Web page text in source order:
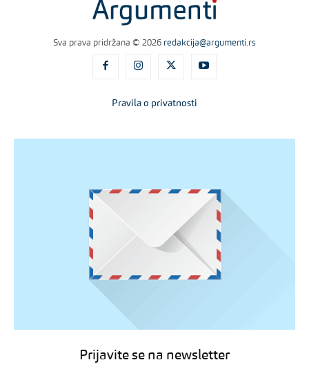
Sva prava pridržana © 2026 redakcija@argumenti.rs
Pravila o privatnosti
Prijavite se na newsletter